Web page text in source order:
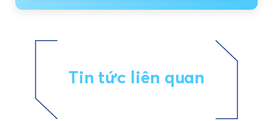
Tin tức liên quan